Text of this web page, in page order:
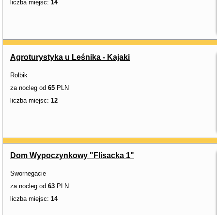
liczba miejsc: 14
Agroturystyka u Leśnika - Kajaki
Rolbik
za nocleg od 65 PLN
liczba miejsc: 12
Dom Wypoczynkowy "Flisacka 1"
Swornegacie
za nocleg od 63 PLN
liczba miejsc: 14